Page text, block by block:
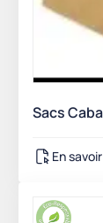
Sacs
En